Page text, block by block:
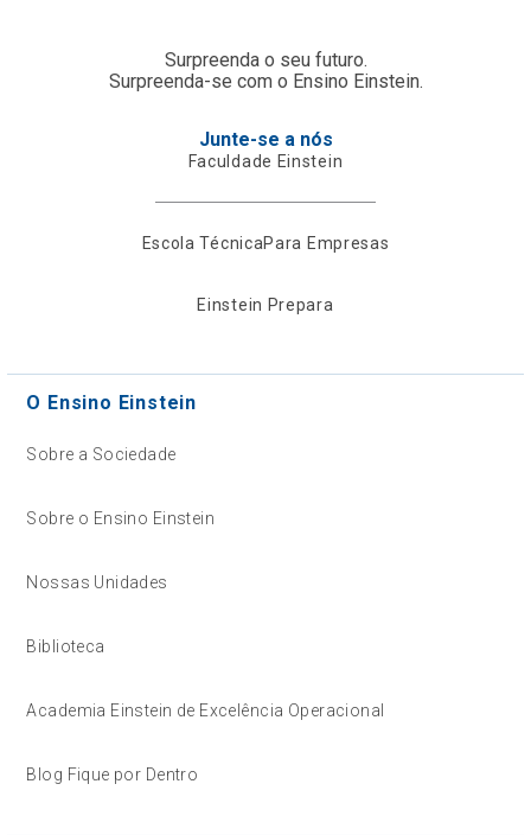
Surpreenda o seu futuro.
Surpreenda-se com o Ensino Einstein.
Junte-se a nós
Faculdade Einstein
Escola TécnicaPara Empresas
Einstein Prepara
O Ensino Einstein
Sobre a Sociedade
Sobre o Ensino Einstein
Nossas Unidades
Biblioteca
Academia Einstein de Excelência Operacional
Blog Fique por Dentro